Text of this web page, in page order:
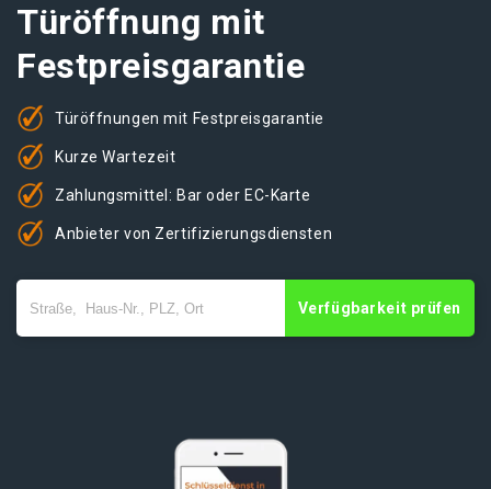
Türöffnung mit
Festpreisgarantie
Türöffnungen mit Festpreisgarantie
Kurze Wartezeit
Zahlungsmittel: Bar oder EC-Karte
Anbieter von Zertifizierungsdiensten
Verfügbarkeit prüfen